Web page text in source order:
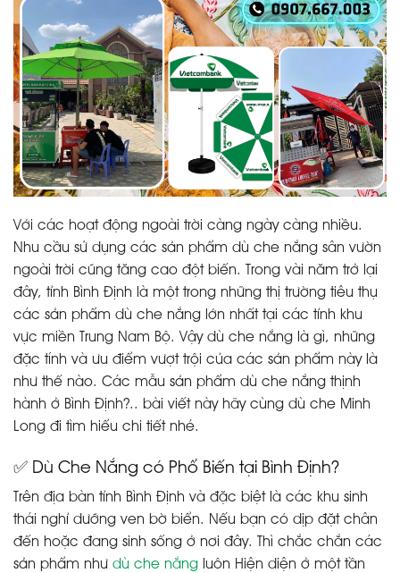
Với các hoạt động ngoài trời càng ngày càng nhiều.
Nhu cầu sử dụng các sản phẩm dù che nắng sân vườn
ngoài trời cũng tăng cao đột biến. Trong vài năm trở lại
đây, tỉnh Bình Định là một trong những thị trường tiêu thụ
các sản phẩm dù che nắng lớn nhất tại các tỉnh khu
vực miền Trung Nam Bộ. Vậy dù che nắng là gì, những
đặc tính và ưu điểm vượt trội của các sản phẩm này là
như thế nào. Các mẫu sản phẩm dù che nắng thịnh
hành ở Bình Định?.. bài viết này hãy cùng dù che Minh
Long đi tìm hiểu chi tiết nhé.
✅ Dù Che Nắng có Phổ Biến tại Bình Định?
Trên địa bàn tỉnh Bình Định và đặc biệt là các khu sinh
thái nghỉ dưỡng ven bờ biển. Nếu bạn có dịp đặt chân
đến hoặc đang sinh sống ở nơi đây. Thì chắc chắn các
sản phẩm như dù che nắng luôn Hiện diện ở một tần